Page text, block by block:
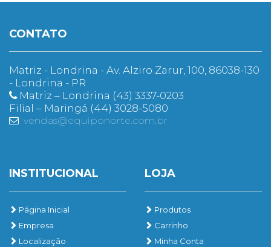
CONTATO
Matriz - Londrina - Av. Alziro Zarur, 100, 86038-130
- Londrina - PR
Matriz – Londrina (43) 3337-0203
Filial – Maringá (44) 3028-5080
vendas@equiponorte.com.br
INSTITUCIONAL
Página Inicial
Empresa
Localização
LOJA
Produtos
Carrinho
Minha Conta